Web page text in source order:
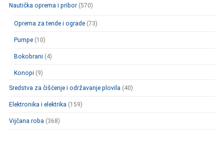
Nautička oprema i pribor (570)
Oprema za tende i ograde (73)
Pumpe (10)
Bokobrani (4)
Konopi (9)
Sredstva za čišćenje i održavanje plovila (40)
Elektronika i elektrika (159)
Vijčana roba (368)